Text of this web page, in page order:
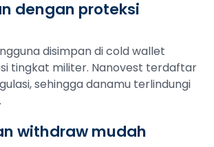
dengan proteksi
disimpan di cold wallet
tingkat militer. Nanovest terdaftar
sehingga danamu terlindungi
withdraw mudah